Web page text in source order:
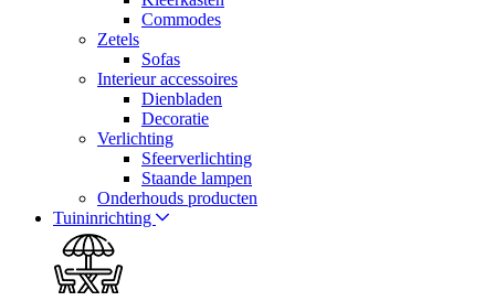
Commodes
Zetels
Sofas
Interieur accessoires
Dienbladen
Decoratie
Verlichting
Sfeerverlichting
Staande lampen
Onderhouds producten
Tuininrichting